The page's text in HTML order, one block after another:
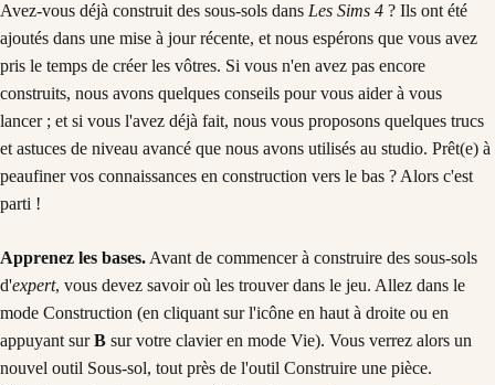
Avez-vous déjà construit des sous-sols dans Les Sims 4 ? Ils ont été
ajoutés dans une mise à jour récente, et nous espérons que vous avez
pris le temps de créer les vôtres. Si vous n'en avez pas encore
construits, nous avons quelques conseils pour vous aider à vous
lancer ; et si vous l'avez déjà fait, nous vous proposons quelques trucs
et astuces de niveau avancé que nous avons utilisés au studio. Prêt(e) à
peaufiner vos connaissances en construction vers le bas ? Alors c'est
parti !
Apprenez les bases. Avant de commencer à construire des sous-sols
d'expert, vous devez savoir où les trouver dans le jeu. Allez dans le
mode Construction (en cliquant sur l'icône en haut à droite ou en
appuyant surB sur votre clavier en mode Vie). Vous verrez alors un
nouvel outil Sous-sol, tout près de l'outil Construire une pièce.